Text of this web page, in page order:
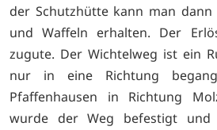
der Schutzhütte kann man dann
und Waffeln erhalten. Der
zugute. Der Wichtelweg ist ein
nur in eine Richtung
Pfaffenhausen in Richtung
wurde der Weg befestigt